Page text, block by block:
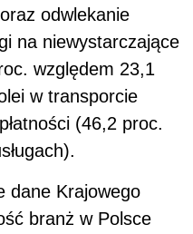
odwlekanie
na niewystarczające
względem 23,1
w transporcie
(46,2 proc.
dane Krajowego
branż w Polsce